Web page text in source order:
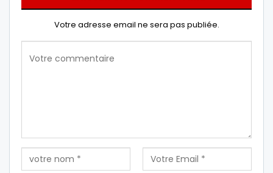
Votre adresse email ne sera pas publiée.